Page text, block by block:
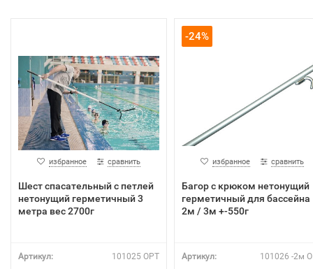
избранное сравнить
Шест спасательный с петлей
нетонущий герметичный 3
метра вес 2700г
Артикул: 101025 OPT
-24%
избранное сравнить
Багор с крюком нетонущий
герметичный для бассейна
2м / 3м +-550г
Артикул: 101026 -2м